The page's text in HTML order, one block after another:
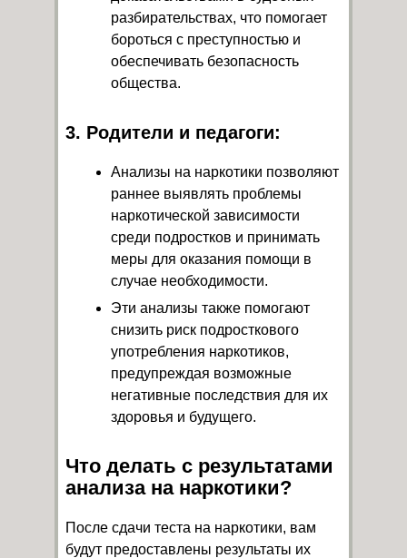
разбирательствах, что помогает
бороться с преступностью и
обеспечивать безопасность
общества.
3. Родители и педагоги:
Анализы на наркотики позволяют
раннее выявлять проблемы
наркотической зависимости
среди подростков и принимать
меры для оказания помощи в
случае необходимости.
Эти анализы также помогают
снизить риск подросткового
употребления наркотиков,
предупреждая возможные
негативные последствия для их
здоровья и будущего.
Что делать с результатами
анализа на наркотики?
После сдачи теста на наркотики, вам
будут предоставлены результаты их